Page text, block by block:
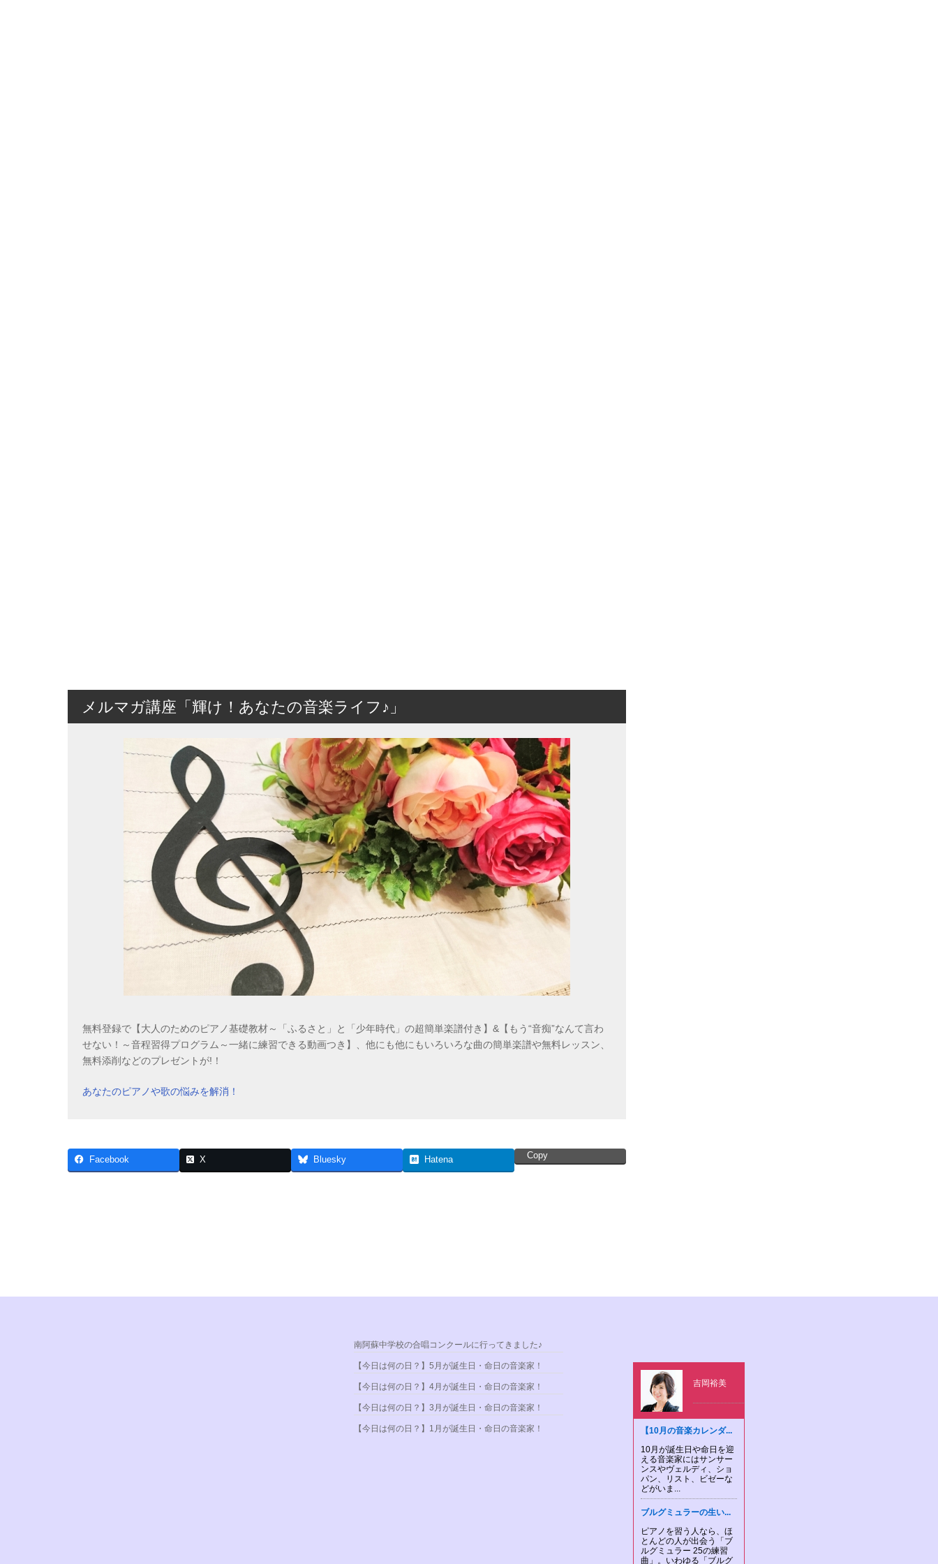
メルマガ講座「輝け！あなたの音楽ライフ♪」
無料登録で【大人のためのピアノ基礎教材～「ふるさと」と「少年時代」の超簡単楽譜付き】&【もう“音痴”なんて言わ
せない！～音程習得プログラム～一緒に練習できる動画つき】、他にも他にもいろいろな曲の簡単楽譜や無料レッスン、
無料添削などのプレゼントが!！
あなたのピアノや歌の悩みを解消！
Facebook X Bluesky Hatena Copy
南阿蘇中学校の合唱コンクールに行ってきました♪
【今日は何の日？】5月が誕生日・命日の音楽家！
【今日は何の日？】4月が誕生日・命日の音楽家！
【今日は何の日？】3月が誕生日・命日の音楽家！
【今日は何の日？】1月が誕生日・命日の音楽家！